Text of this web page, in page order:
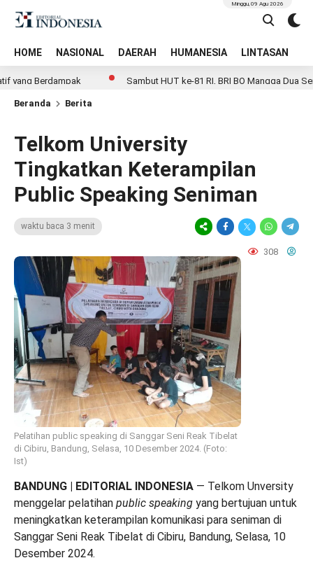
HOME NASIONAL DAERAH HUMANESIA LINTASAN
Minggu, 09 Agu 2026
Berdampak Sambut HUT ke-81 RI, BRI BO Mangga Dua
Beranda Berita
Telkom University
Tingkatkan Keterampilan
Public Speaking Seniman
waktu baca 3 menit
308
Pelatihan public speaking di Sanggar Seni Reak Tibelat
di Cibiru, Bandung, Selasa, 10 Desember 2024. (Foto:
Ist)
BANDUNG | EDITORIAL INDONESIA — Telkom Unversity
menggelar pelatihan public speaking yang bertujuan untuk
meningkatkan keterampilan komunikasi para seniman di
Sanggar Seni Reak Tibelat di Cibiru, Bandung, Selasa, 10
Desember 2024.